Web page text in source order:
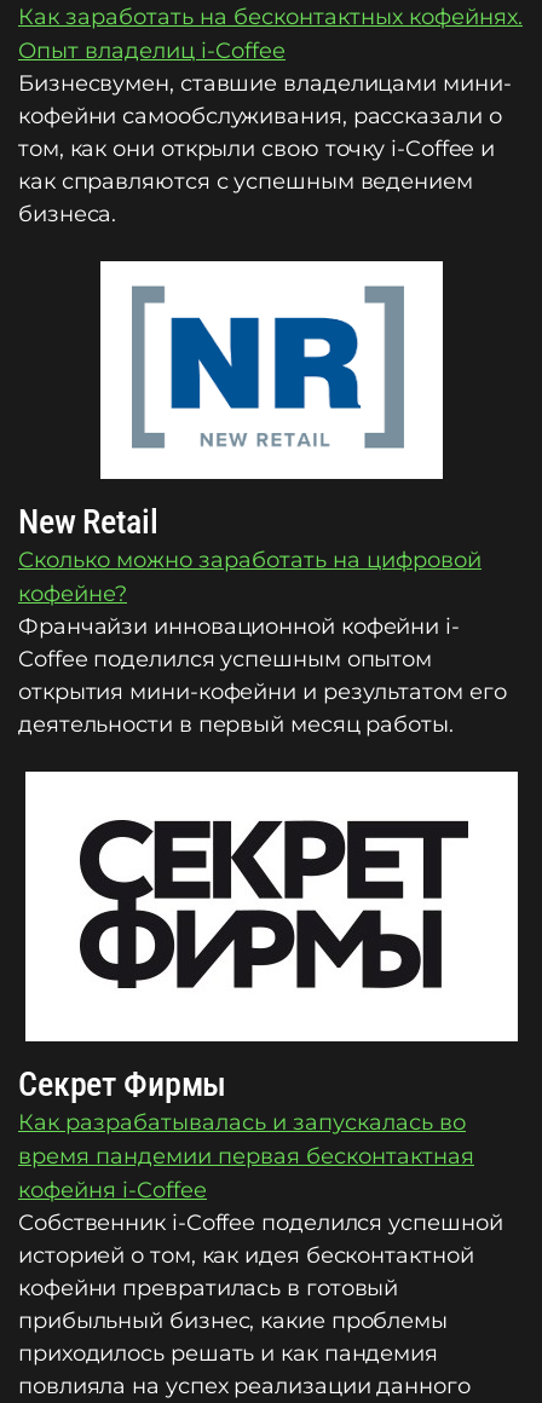
Как заработать на бесконтактных кофейнях.
Опыт владелиц i-Coffee
Бизнесвумен, ставшие владелицами мини-
кофейни самообслуживания, рассказали о
том, как они открыли свою точку i-Coffee и
как справляются с успешным ведением
бизнеса.
New Retail
Сколько можно заработать на цифровой
кофейне?
Франчайзи инновационной кофейни i-
Coffee поделился успешным опытом
открытия мини-кофейни и результатом его
деятельности в первый месяц работы.
Секрет Фирмы
Как разрабатывалась и запускалась во
время пандемии первая бесконтактная
кофейня i-Coffee
Собственник i-Coffee поделился успешной
историей о том, как идея бесконтактной
кофейни превратилась в готовый
прибыльный бизнес, какие проблемы
приходилось решать и как пандемия
повлияла на успех реализации данного